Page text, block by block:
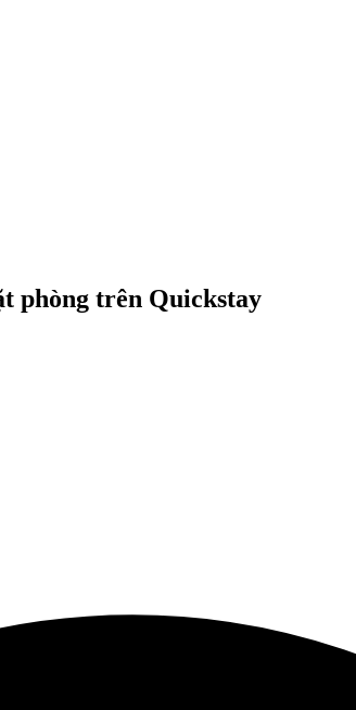
phòng trên Quickstay